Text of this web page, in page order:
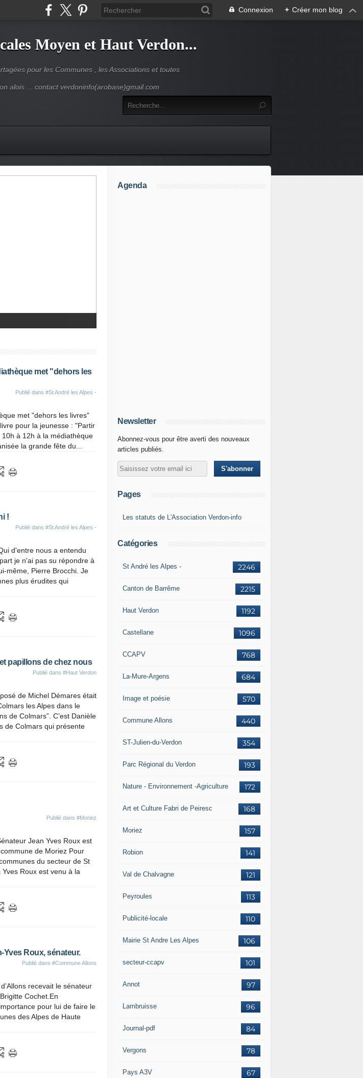
Connexion + Créer mon blog
Moyen et Haut Verdon...
pour les Communes , les Associations et toutes
alois ... contact verdoninfo(arobase)gmail.com
met "dehors les
Publié dans #St André les Alpes -
met "dehors les livres"
pour la jeunesse : "Partir
à 12h à la médiathèque
la grande fête du...
!
Publié dans #St André les Alpes -
d'entre nous a entendu
je n'ai pas su répondre à
même, Pierre Brocchi. Je
plus érudites qui
papillons de chez nous
Publié dans #Haut Verdon
de Michel Démares était
les Alpes dans le
de Colmars”. C’est Danièle
de Colmars qui présente
Publié dans #Moriez
Jean Yves Roux est
de Moriez Pour
du secteur de St
Roux est venu à la
Yves Roux, sénateur.
Publié dans #Commune Allons
recevait le sénateur
Cochet.En
pour lui de faire le
des Alpes de Haute
Agenda
Newsletter
Abonnez-vous pour être averti des nouveaux
articles publiés.
Pages
Les statuts de L'Association Verdon-info
Catégories
2246
St André les Alpes -
2215
Canton de Barrême
1192
Haut Verdon
1096
Castellane
768
CCAPV
684
La-Mure-Argens
570
Image et poésie
440
Commune Allons
354
ST-Julien-du-Verdon
193
Parc Régional du Verdon
172
Nature - Environnement -Agriculture
168
Art et Culture Fabri de Peiresc
157
Moriez
141
Robion
121
Val de Chalvagne
113
Peyroules
110
Publicité-locale
106
Mairie St Andre Les Alpes
101
secteur-ccapv
97
Annot
96
Lambruisse
84
Journal-pdf
78
Vergons
67
Pays A3V